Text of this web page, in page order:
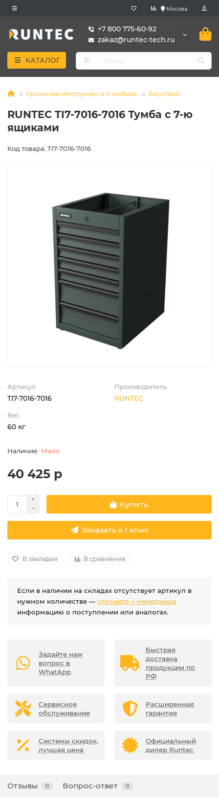
Москва
+7 800 775-60-92
zakaz@runtec-tech.ru
КАТАЛОГ
Хранение инструмента и мебель Верстаки
RUNTEC TI7-7016-7016 Тумба с 7-ю
ящиками
Код товара: TI7-7016-7016
Артикул
TI7-7016-7016
Производитель
RUNTEC
Вес
60 кг
Мало
40 425 р
Купить
Заказать в 1 клик
В закладки В сравнение
Если в наличии на складах отсутствует артикул в
нужном количестве —уточните у менеджера
информацию о поступлении или аналогах.
Задайте нам
вопрос в
WhatApp
Быстрая
доставка
продукции по
РФ
Сервисное
обслуживание
Расширенная
гарантия
Системы скидок,
лучшая цена
Официальный
дилер Runtec
Отзывы 0 Вопрос-ответ 0